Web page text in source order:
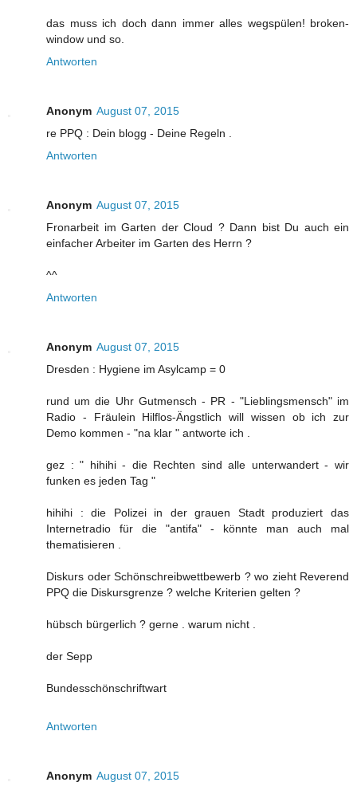
das muss ich doch dann immer alles wegspülen! broken-
window und so.
Antworten
Anonym August 07, 2015
re PPQ : Dein blogg - Deine Regeln .
Antworten
Anonym August 07, 2015
Fronarbeit im Garten der Cloud ? Dann bist Du auch ein
einfacher Arbeiter im Garten des Herrn ?
^^
Antworten
Anonym August 07, 2015
Dresden : Hygiene im Asylcamp = 0
rund um die Uhr Gutmensch - PR - "Lieblingsmensch" im
Radio - Fräulein Hilflos-Ängstlich will wissen ob ich zur
Demo kommen - "na klar " antworte ich .
gez : " hihihi - die Rechten sind alle unterwandert - wir
funken es jeden Tag "
hihihi : die Polizei in der grauen Stadt produziert das
Internetradio für die "antifa" - könnte man auch mal
thematisieren .
Diskurs oder Schönschreibwettbewerb ? wo zieht Reverend
PPQ die Diskursgrenze ? welche Kriterien gelten ?
hübsch bürgerlich ? gerne . warum nicht .
der Sepp
Bundesschönschriftwart
Antworten
Anonym August 07, 2015